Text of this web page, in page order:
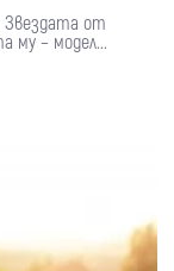
Звездата от
му – модел...